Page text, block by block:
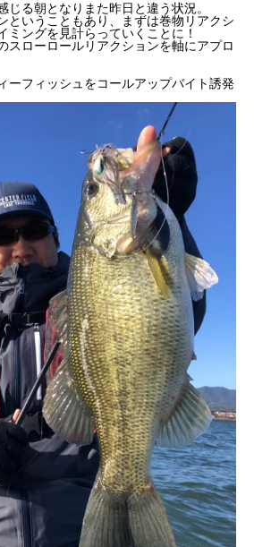
じる朝となりまた昨日と違う状況。
ということもあり、まずは巻物リアクシ
ミングを見計らっていくことに！
スローロールリアクションを軸にアプロ
ーフィッシュをコールアップバイト誘発